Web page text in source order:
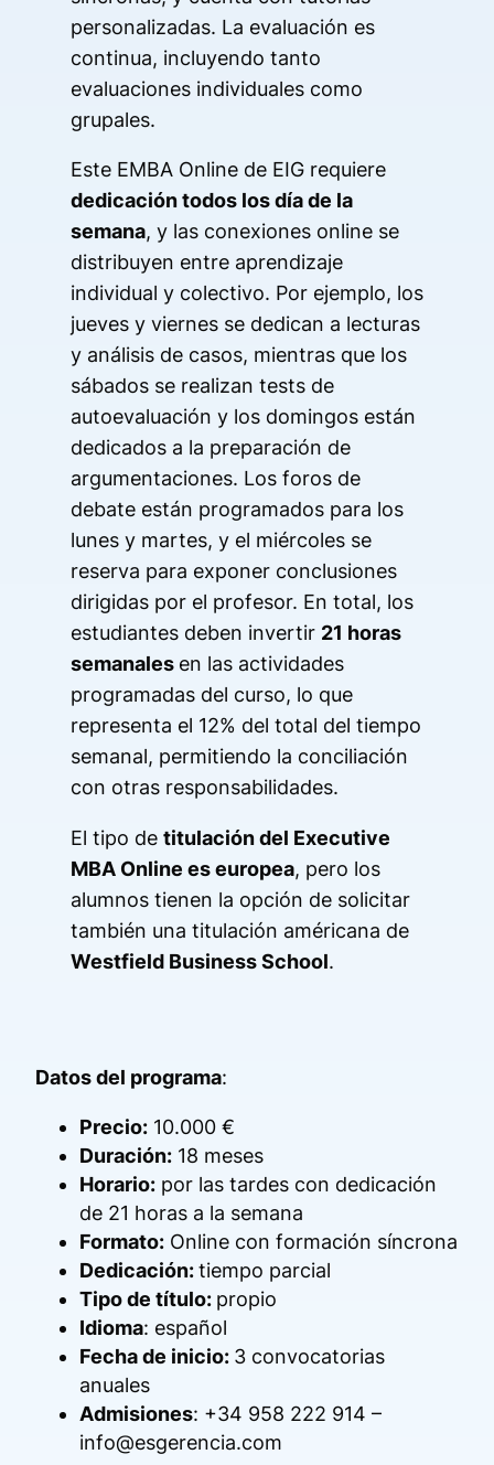
personalizadas. La evaluación es
continua, incluyendo tanto
evaluaciones individuales como
grupales.
Este EMBA Online de EIG requiere
dedicación todos los día de la
semana, y las conexiones online se
distribuyen entre aprendizaje
individual y colectivo. Por ejemplo, los
jueves y viernes se dedican a lecturas
y análisis de casos, mientras que los
sábados se realizan tests de
autoevaluación y los domingos están
dedicados a la preparación de
argumentaciones. Los foros de
debate están programados para los
lunes y martes, y el miércoles se
reserva para exponer conclusiones
dirigidas por el profesor. En total, los
estudiantes deben invertir 21 horas
semanales en las actividades
programadas del curso, lo que
representa el 12% del total del tiempo
semanal, permitiendo la conciliación
con otras responsabilidades.
El tipo de titulación del Executive
MBA Online es europea, pero los
alumnos tienen la opción de solicitar
también una titulación américana de
Westfield Business School.
Datos del programa:
Precio: 10.000 €
Duración: 18 meses
Horario: por las tardes con dedicación
de 21 horas a la semana
Formato: Online con formación síncrona
Dedicación:tiempo parcial
Tipo de título: propio
Idioma: español
Fecha de inicio: 3 convocatorias
anuales
Admisiones: +34 958 222 914 –
info@esgerencia.com